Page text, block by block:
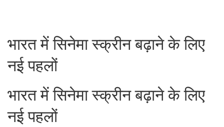
भारत में सिनेमा स्क्रीन बढ़ाने के लिए
नई पहलों
भारत में सिनेमा स्क्रीन बढ़ाने के लिए
नई पहलों